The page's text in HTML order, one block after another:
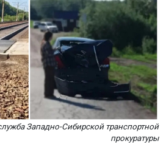
Западно-Сибирской транспортной
прокуратуры